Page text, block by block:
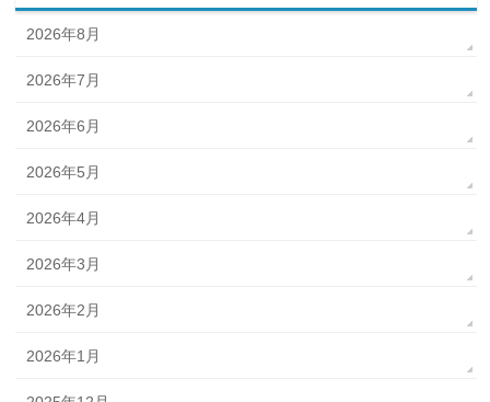
2026年8月
2026年7月
2026年6月
2026年5月
2026年4月
2026年3月
2026年2月
2026年1月